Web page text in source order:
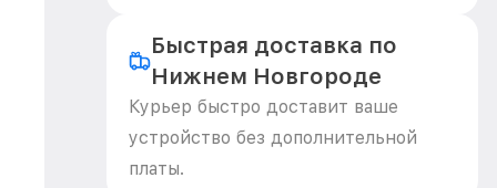
Быстрая доставка по
Нижнем Новгороде
Курьер быстро доставит ваше
устройство без дополнительной
платы.